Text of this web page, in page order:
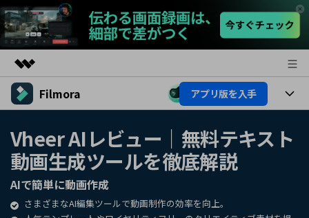
製品
ユーティリティ
法人・教育・パートナー
概要
ソリューション
企業情報
プラン＆価格
Filmora アプリ版を入手
製品
プラットフォーム
製品機能
AI機能
活用法
Vheer AIレビュー｜無料テキスト
動画生成ツールを徹底解説
AIで簡単に動画作成
さまざまなAI編集ツールで動画制作の効率を向上。